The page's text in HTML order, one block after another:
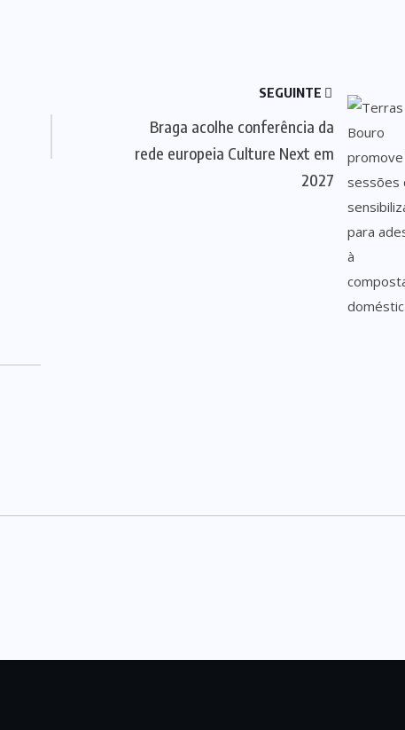
SEGUINTE
Braga acolhe conferência da
rede europeia Culture Next em
2027